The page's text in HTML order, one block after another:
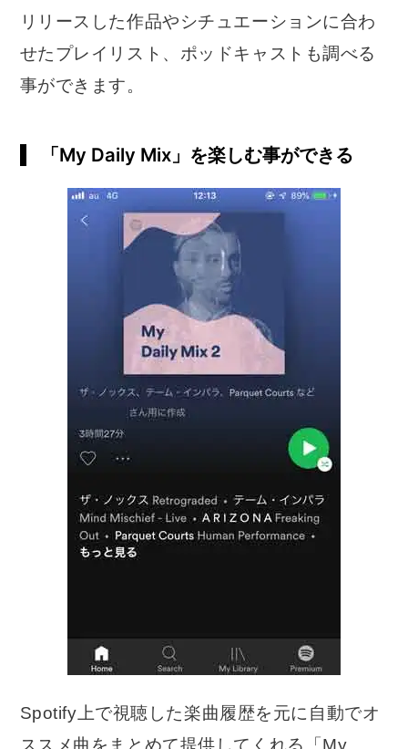
リリースした作品やシチュエーションに合わ
せたプレイリスト、ポッドキャストも調べる
事ができます。
「My Daily Mix」を楽しむ事ができる
Spotify上で視聴した楽曲履歴を元に自動でオ
ススメ曲をまとめて提供してくれる「My